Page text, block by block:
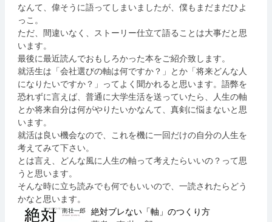
なんて、偉そうに語ってしまいましたが、僕もまだまだひよ
っこ。
ただ、間違いなく、ストーリー仕立て語ることは大事だと思
います。
最後に最近読んでおもしろかった本をご紹介致します。
就活生は「会社選びの軸は何ですか？」とか「将来どんな人
になりたいですか？」ってよく聞かれると思います。語弊を
恐れずに言えば、普通に大学生活を送っていたら、人生の軸
とか将来自分は何がやりたいかなんて、真剣に悩まないと思
います。
就活は良い機会なので、これを機に一回だけの自分の人生を
考えてみて下さい。
とは言え、どんな風に人生の軸って考えたらいいの？って思
うと思います。
そんな時に立ち読みでも何でもいいので、一読されたらどう
かなと思います。
絶対ブレない「軸」のつくり方